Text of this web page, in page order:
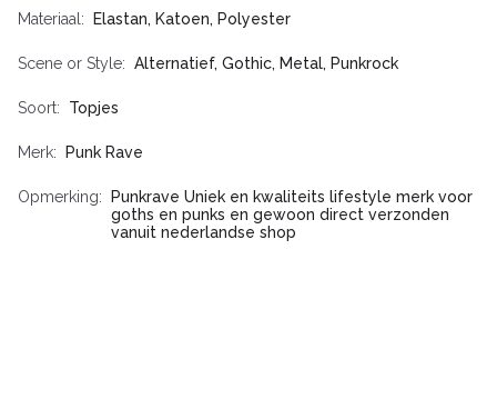
Materiaal Elastan, Katoen, Polyester
Scene or Style Alternatief, Gothic, Metal, Punkrock
Soort Topjes
Merk Punk Rave
Opmerking
Punkrave Uniek en kwaliteits lifestyle merk voor
goths en punks en gewoon direct verzonden
vanuit nederlandse shop